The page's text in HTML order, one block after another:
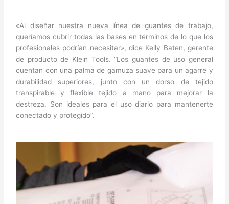
«Al diseñar nuestra nueva línea de guantes de trabajo,
queríamos cubrir todas las bases en términos de lo que los
profesionales podrían necesitar», dice Kelly Baten, gerente
de producto de Klein Tools. “Los guantes de uso general
cuentan con una palma de gamuza suave para un agarre y
durabilidad superiores, junto con un dorso de tejido
transpirable y flexible tejido a mano para mejorar la
destreza. Son ideales para el uso diario para mantenerte
conectado y protegido”.